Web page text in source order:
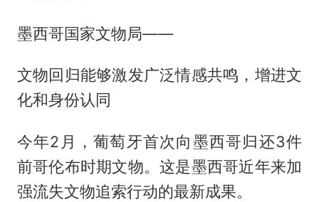
墨西哥国家文物局——
文物回归能够激发广泛情感共鸣，增进文
化和身份认同
今年2月，葡萄牙首次向墨西哥归还3件
前哥伦布时期文物。这是墨西哥近年来加
强流失文物追索行动的最新成果。